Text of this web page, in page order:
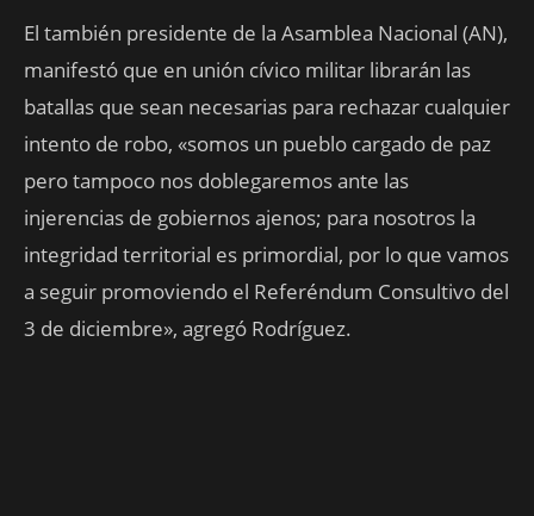
El también presidente de la Asamblea Nacional (AN),
manifestó que en unión cívico militar librarán las
batallas que sean necesarias para rechazar cualquier
intento de robo, «somos un pueblo cargado de paz
pero tampoco nos doblegaremos ante las
injerencias de gobiernos ajenos; para nosotros la
integridad territorial es primordial, por lo que vamos
a seguir promoviendo el Referéndum Consultivo del
3 de diciembre», agregó Rodríguez.